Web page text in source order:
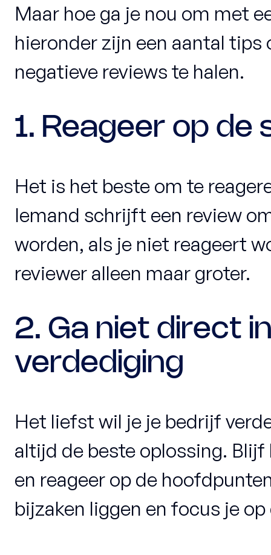
Maar hoe ga je nou om met
hieronder zijn een aantal tips
negatieve reviews te halen.
1. Reageer op
Het is het beste om te
Iemand schrijft een review
worden, als je niet reageert
reviewer alleen maar groter.
2. Ga niet direct
verdediging
Het liefst wil je je bedrijf
altijd de beste oplossing.
en reageer op de
bijzaken liggen en focus je